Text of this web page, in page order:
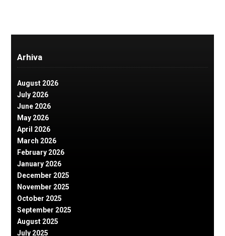
Arhiva
August 2026
July 2026
June 2026
May 2026
April 2026
March 2026
February 2026
January 2026
December 2025
November 2025
October 2025
September 2025
August 2025
July 2025